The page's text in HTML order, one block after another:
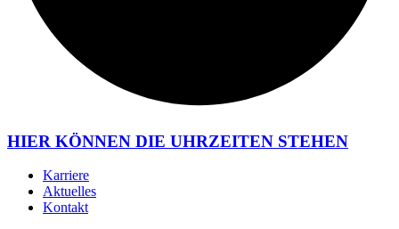
HIER KÖNNEN DIE UHRZEITEN STEHEN
Karriere
Aktuelles
Kontakt